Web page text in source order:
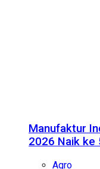
Manufaktur
2026 Naik ke
Agro